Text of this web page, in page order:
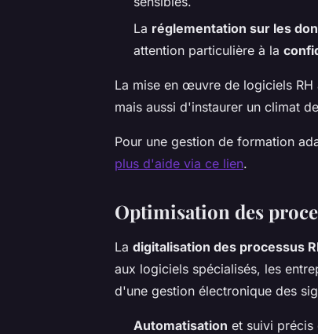
La réglementation sur les
attention particulière à la
La mise en œuvre de logiciels
mais aussi d'instaurer un climat
Pour une gestion de formation
plus d'aide via ce lien.
Optimisation des
La digitalisation des processus
aux logiciels spécialisés, les
d'une gestion électronique des
Automatisation et suivi précis